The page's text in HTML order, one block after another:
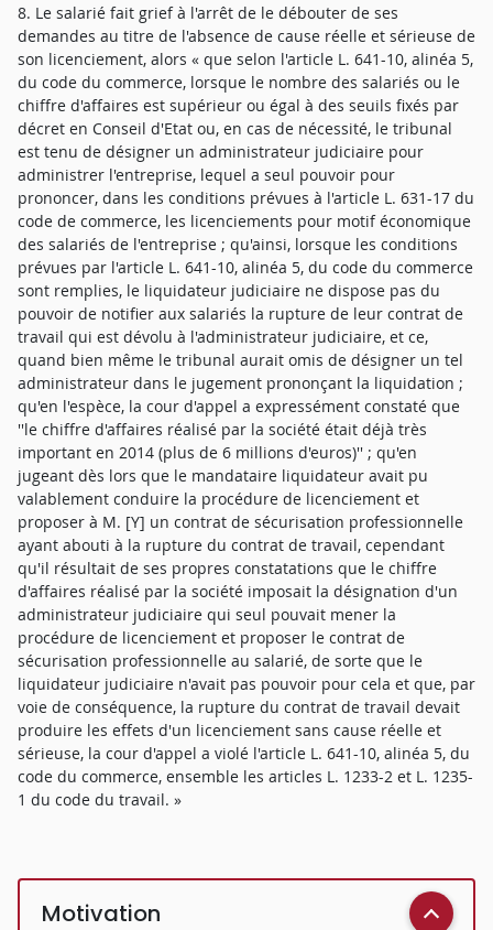
8. Le salarié fait grief à l'arrêt de le débouter de ses
demandes au titre de l'absence de cause réelle et sérieuse de
son licenciement, alors « que selon l'article L. 641-10, alinéa 5,
du code du commerce, lorsque le nombre des salariés ou le
chiffre d'affaires est supérieur ou égal à des seuils fixés par
décret en Conseil d'Etat ou, en cas de nécessité, le tribunal
est tenu de désigner un administrateur judiciaire pour
administrer l'entreprise, lequel a seul pouvoir pour
prononcer, dans les conditions prévues à l'article L. 631-17 du
code de commerce, les licenciements pour motif économique
des salariés de l'entreprise ; qu'ainsi, lorsque les conditions
prévues par l'article L. 641-10, alinéa 5, du code du commerce
sont remplies, le liquidateur judiciaire ne dispose pas du
pouvoir de notifier aux salariés la rupture de leur contrat de
travail qui est dévolu à l'administrateur judiciaire, et ce,
quand bien même le tribunal aurait omis de désigner un tel
administrateur dans le jugement prononçant la liquidation ;
qu'en l'espèce, la cour d'appel a expressément constaté que
''le chiffre d'affaires réalisé par la société était déjà très
important en 2014 (plus de 6 millions d'euros)'' ; qu'en
jugeant dès lors que le mandataire liquidateur avait pu
valablement conduire la procédure de licenciement et
proposer à M. [Y] un contrat de sécurisation professionnelle
ayant abouti à la rupture du contrat de travail, cependant
qu'il résultait de ses propres constatations que le chiffre
d'affaires réalisé par la société imposait la désignation d'un
administrateur judiciaire qui seul pouvait mener la
procédure de licenciement et proposer le contrat de
sécurisation professionnelle au salarié, de sorte que le
liquidateur judiciaire n'avait pas pouvoir pour cela et que, par
voie de conséquence, la rupture du contrat de travail devait
produire les effets d'un licenciement sans cause réelle et
sérieuse, la cour d'appel a violé l'article L. 641-10, alinéa 5, du
code du commerce, ensemble les articles L. 1233-2 et L. 1235-
1 du code du travail. »
Motivation